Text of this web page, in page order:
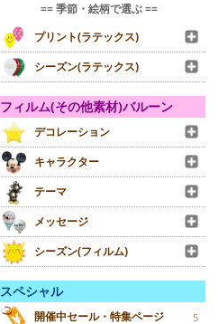
== 季節・絵柄で選ぶ ==
プリント(ラテックス)
シーズン(ラテックス)
フィルム(その他素材)バルーン
デコレーション
キャラクター
テーマ
メッセージ
シーズン(フィルム)
スペシャル
開催中セール・特集ページ 5